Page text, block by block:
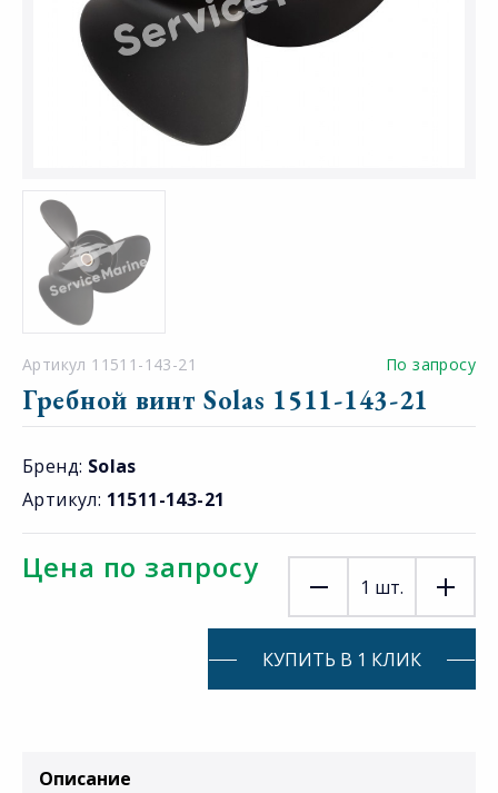
Артикул 11511-143-21 По запросу
Гребной винт Solas 1511-143-21
Бренд: Solas
Артикул: 11511-143-21
Цена по запросу
1 шт.
КУПИТЬ В 1 КЛИК
Описание